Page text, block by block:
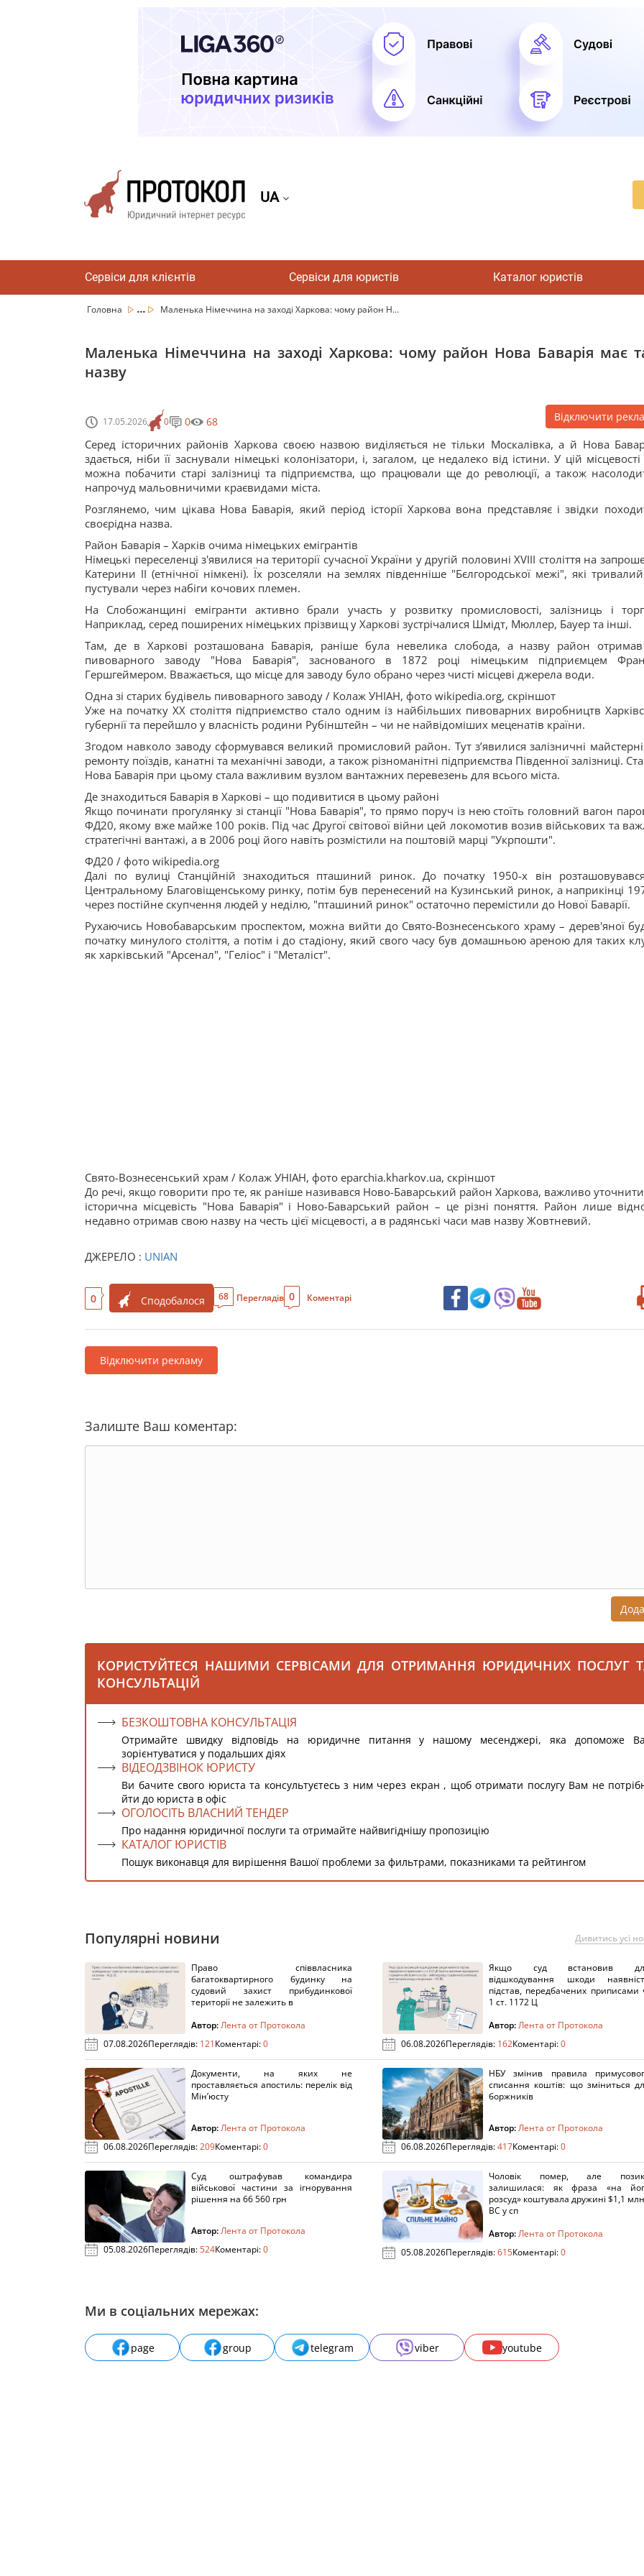
UA
Сервіси для клієнтів Сервіси для юристів Каталог юристів
Головна ... Маленька Німеччина на заході Харкова: чому район Н...
Маленька Німеччина на заході Харкова: чому район Нова Баварія має
назву
17.05.2026 0 0 68 Відключити
Серед історичних районів Харкова своєю назвою виділяється не тільки Москалівка, а й Нова
здається, ніби її заснували німецькі колонізатори, і, загалом, це недалеко від істини. У цій місцевості
можна побачити старі залізниці та підприємства, що працювали ще до революції, а також
напрочуд мальовничими краєвидами міста.
Розглянемо, чим цікава Нова Баварія, який період історії Харкова вона представляє і звідки
своєрідна назва.
Район Баварія – Харків очима німецьких емігрантів
Німецькі переселенці з'явилися на території сучасної України у другій половині XVIII століття на
Катерини II (етнічної німкені). Їх розселяли на землях південніше "Бєлгородської межі", які
пустували через набіги кочових племен.
На Слобожанщині емігранти активно брали участь у розвитку промисловості, залізниць і
Наприклад, серед поширених німецьких прізвищ у Харкові зустрічалися Шмідт, Мюллер, Бауер та інші.
Там, де в Харкові розташована Баварія, раніше була невелика слобода, а назву район
пивоварного заводу "Нова Баварія", заснованого в 1872 році німецьким підприємцем
Гершгеймером. Вважається, що місце для заводу було обрано через чисті місцеві джерела води.
Одна зі старих будівель пивоварного заводу / Колаж УНІАН, фото wikipedia.org, скріншот
Уже на початку XX століття підприємство стало одним із найбільших пивоварних виробництв
губернії та перейшло у власність родини Рубінштейн – чи не найвідоміших меценатів країни.
Згодом навколо заводу сформувався великий промисловий район. Тут з’явилися залізничні
ремонту поїздів, канатні та механічні заводи, а також різноманітні підприємства Південної залізниці.
Нова Баварія при цьому стала важливим вузлом вантажних перевезень для всього міста.
Де знаходиться Баварія в Харкові – що подивитися в цьому районі
Якщо починати прогулянку зі станції "Нова Баварія", то прямо поруч із нею стоїть головний вагон
ФД20, якому вже майже 100 років. Під час Другої світової війни цей локомотив возив військових та
стратегічні вантажі, а в 2006 році його навіть розмістили на поштовій марці "Укрпошти".
ФД20 / фото wikipedia.org
Далі по вулиці Станційній знаходиться пташиний ринок. До початку 1950-х він
Центральному Благовіщенському ринку, потім був перенесений на Кузинський ринок, а наприкінці
через постійне скупчення людей у неділю, "пташиний ринок" остаточно перемістили до Нової Баварії.
Рухаючись Новобаварським проспектом, можна вийти до Свято-Вознесенського храму – дерев'яної
початку минулого століття, а потім і до стадіону, який свого часу був домашньою ареною для таких
як харківський "Арсенал", "Геліос" і "Металіст".
Свято-Вознесенський храм / Колаж УНІАН, фото eparchia.kharkov.ua, скріншот
До речі, якщо говорити про те, як раніше називався Ново-Баварський район Харкова, важливо
історична місцевість "Нова Баварія" і Ново-Баварський район – це різні поняття. Район лише
недавно отримав свою назву на честь цієї місцевості, а в радянські часи мав назву Жовтневий.
ДЖЕРЕЛО : UNIAN
0 Сподобалося 68 Переглядів 0 Коментарі
Відключити рекламу
Залиште Ваш коментар:
КОРИСТУЙТЕСЯ НАШИМИ СЕРВІСАМИ ДЛЯ ОТРИМАННЯ ЮРИДИЧНИХ ПОСЛУГ
КОНСУЛЬТАЦІЙ
БЕЗКОШТОВНА КОНСУЛЬТАЦІЯ
Отримайте швидку відповідь на юридичне питання у нашому месенджері, яка допоможе
зорієнтуватися у подальших діях
ВІДЕОДЗВІНОК ЮРИСТУ
Ви бачите свого юриста та консультуєтесь з ним через екран , щоб отримати послугу Вам не
йти до юриста в офіс
ОГОЛОСІТЬ ВЛАСНИЙ ТЕНДЕР
Про надання юридичної послуги та отримайте найвигіднішу пропозицію
КАТАЛОГ ЮРИСТІВ
Пошук виконавця для вирішення Вашої проблеми за фильтрами, показниками та рейтингом
Популярні новини Дивитись усі
Право співвласника
багатоквартирного будинку на
судовий захист прибудинкової
території не залежить в
Автор:Лента от Протокола
07.08.2026Переглядів: 121Коментарі:0
Якщо суд встановив
відшкодування шкоди
підстав, передбачених приписами
1 ст. 1172 Ц
Автор:Лента от Протокола
06.08.2026Переглядів: 162Коментарі:0
Документи, на яких не
проставляється апостиль: перелік від
Мін’юсту
Автор:Лента от Протокола
06.08.2026Переглядів:209Коментарі:0
НБУ змінив правила
списання коштів: що зміниться
боржників
Автор:Лента от Протокола
06.08.2026Переглядів:417Коментарі:0
Суд оштрафував командира
військової частини за ігнорування
рішення на 66 560 грн
Автор:Лента от Протокола
05.08.2026Переглядів:524Коментарі:0
Чоловік помер, але
залишилася: як фраза «на
розсуд» коштувала дружині $1,1
ВС у сп
Автор:Лента от Протокола
05.08.2026Переглядів:615Коментарі:0
Ми в соціальних мережах:
page group telegram viber youtube